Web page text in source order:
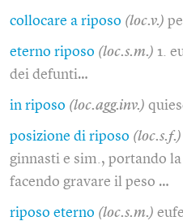
collocare a riposo (loc.v.)
eterno riposo (loc.s.m.) 1.
dei defunti…
in riposo (loc.agg.inv.)
posizione di riposo (loc.s.f.)
ginnasti e sim., portando
facendo gravare il peso …
riposo eterno (loc.s.m.)